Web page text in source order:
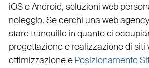
iOS e Android, soluzioni web
noleggio. Se cerchi una web
stare tranquillo in quanto ci
progettazione e realizzazione di siti
ottimizzazionee Posizionamento